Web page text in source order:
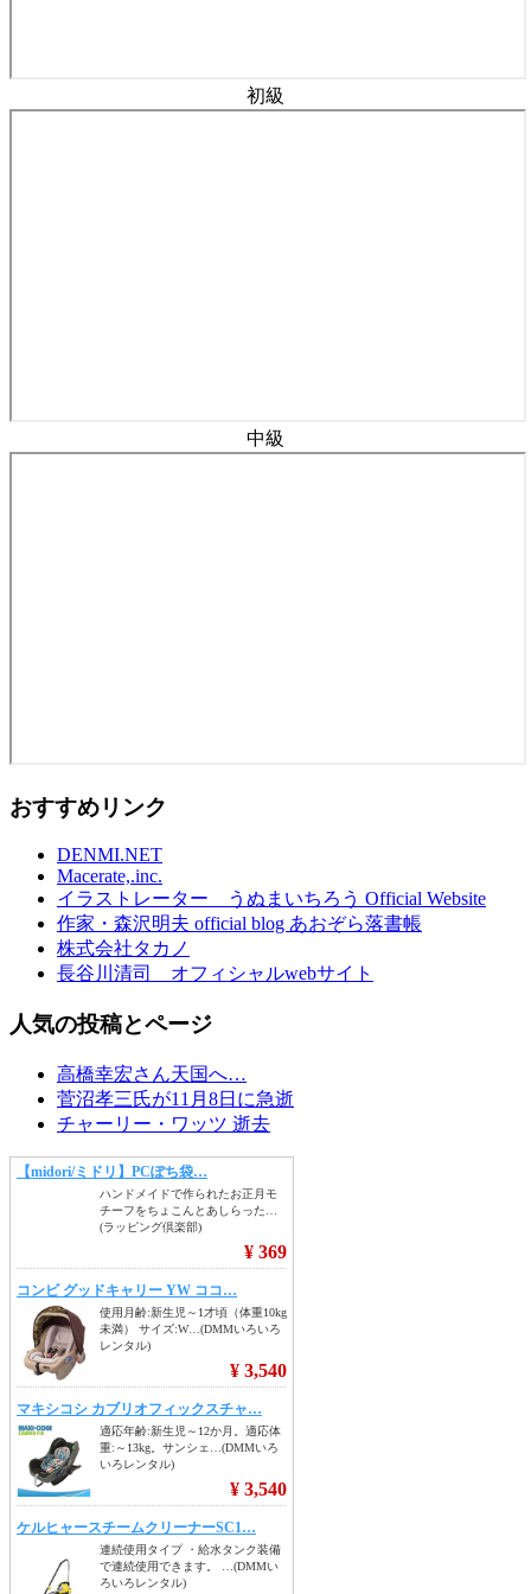
初級
中級
おすすめリンク
DENMI.NET
Macerate,.inc.
イラストレーター うぬまいちろう Official Website
作家・森沢明夫 official blog あおぞら落書帳
株式会社タカノ
長谷川清司 オフィシャルwebサイト
人気の投稿とページ
高橋幸宏さん天国へ…
菅沼孝三氏が11月8日に急逝
チャーリー・ワッツ 逝去